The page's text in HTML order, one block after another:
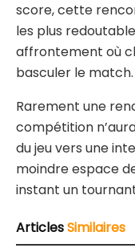
score, cette
les plus
affrontement où
basculer le match.
Rarement une
compétition
du jeu vers une
moindre espace
instant un
ArticlesSimilaires